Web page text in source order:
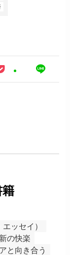
ッセイ）
の快楽
と向き合う